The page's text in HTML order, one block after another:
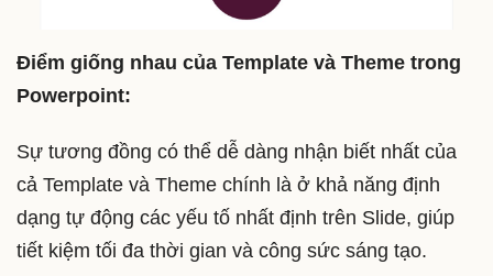
Điểm giống nhau của Template và Theme trong
Powerpoint:
Sự tương đồng có thể dễ dàng nhận biết nhất của
cả Template và Theme chính là ở khả năng định
dạng tự động các yếu tố nhất định trên Slide, giúp
tiết kiệm tối đa thời gian và công sức sáng tạo.